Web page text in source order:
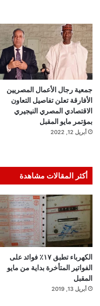
جمعية رجال الأعمال المصريين
الأفارقة تعلن تفاصيل التعاون
الاقتصادي المصري النيجيري
بمؤتمر مايو المقبل
أبريل 12, 2022
أكثر المقالات مشاهدة
الكهرباء تطبق ١٧٪ فوائد على
الفواتير المتأخرة بداية من مايو
المقبل
أبريل 13, 2019